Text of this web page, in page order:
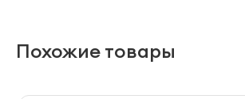
Похожие товары